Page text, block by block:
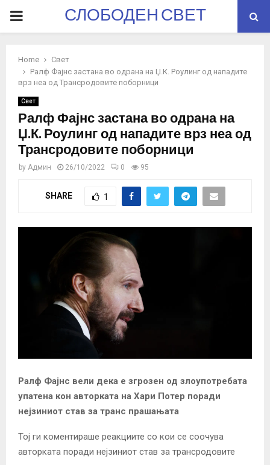
PRIMARYСЛОБОДЕН СВЕТ
Home
Свет
Ралф Фајнс застана во одрана на Џ.К. Роулинг од нападите
врз неа од Трансродовите поборници
Свет
Ралф Фајнс застана во одрана на
Џ.К. Роулинг од нападите врз неа од
Трансродовите поборници
by Админ 26/10/2022 0 95
SHARE 1
Ралф Фајнс вели дека е згрозен од злоупотребата
упатена кон авторката на Хари Потер поради
нејзиниот став за транс прашањата
Тој ги коментираше реакциите со кои се соочува
авторката поради нејзиниот став за трансродовите